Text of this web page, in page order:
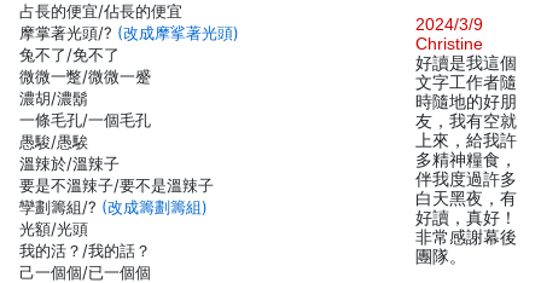
占長的便宜/佔長的便宜
摩掌著光頭/? (改成摩挲著光頭)
兔不了/免不了
微微一蹩/微微一蹙
濃胡/濃鬍
一條毛孔/一個毛孔
愚駿/愚騃
溫辣於/溫辣子
要是不溫辣子/要不是溫辣子
孿劃籌組/? (改成籌劃籌組)
光額/光頭
我的活？/我的話？
己一個個/已一個個
2024/3/9
Christine
好讀是我這個
文字工作者隨
時隨地的好朋
友，我有空就
上來，給我許
多精神糧食，
伴我度過許多
白天黑夜，有
好讀，真好！
非常感謝幕後
團隊。